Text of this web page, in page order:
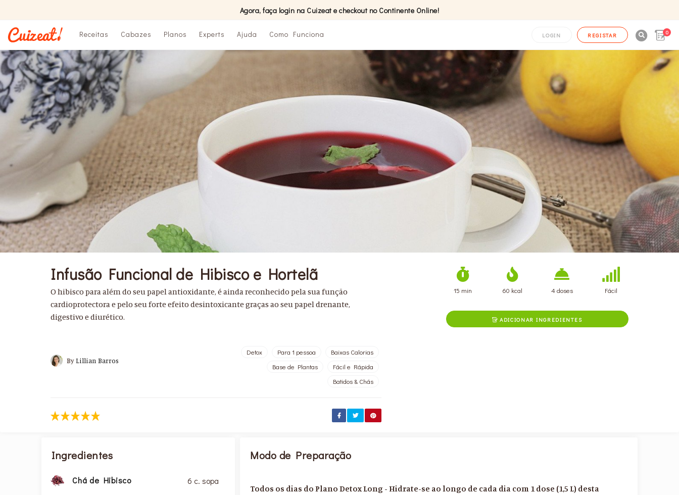
Agora, faça login na Cuizeat e checkout no Continente Online!
Receitas Cabazes Planos Experts Ajuda Como Funciona LOGIN REGISTAR 0
Infusão Funcional de Hibisco e Hortelã
O hibisco para além do seu papel antioxidante, é ainda reconhecido pela sua função
cardioprotectora e pelo seu forte efeito desintoxicante graças ao seu papel drenante,
digestivo e diurético.
ByLillian Barros
Detox Para 1 pessoa
Baixas Calorias
Base de Plantas
Fácil e Rápida
Batidos & Chás
15 min 60 kcal 4 doses Fácil
 ADICIONAR INGREDIENTES
Ingredientes
Chá de Hibisco 6 c. sopa
Modo de Preparação
Todos os dias do Plano Detox Long - Hidrate-se ao longo de cada dia com 1 dose (1,5 L) desta